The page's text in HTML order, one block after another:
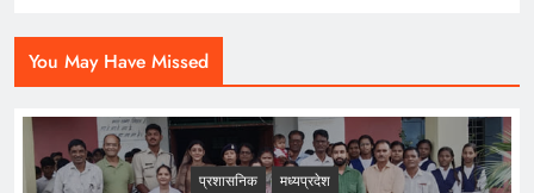
You May Have Missed
प्रशासनिक मध्यप्रदेश